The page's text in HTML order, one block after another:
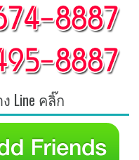
Line คลิ๊ก